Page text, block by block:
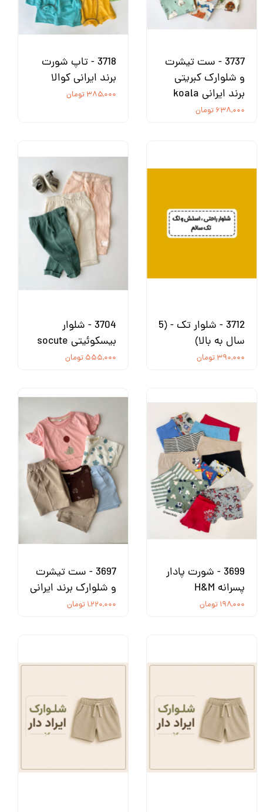
3737 - ست تیشرت
و شلوارک کبریتی
برند ایرانی koala
۶۳۸,۰۰۰ تومان
3718 - تاپ شورت
برند ایرانی کوالا
۳۸۵,۰۰۰ تومان
3712 - شلوار تک - (5
سال به بالا)
۳۹۰,۰۰۰ تومان
3704 - شلوار
بیسکوئیتی socute
۵۵۵,۰۰۰ تومان
3699 - شورت پادار
پسرانه H&M
۱۹۸,۰۰۰ تومان
3697 - ست تیشرت
و شلوارک برند ایرانی
۱,۲۲۰,۰۰۰ تومان